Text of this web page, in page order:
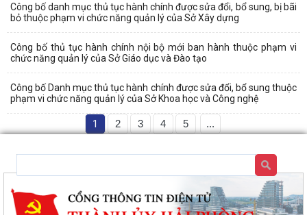
Công bố danh mục thủ tục hành chính được sửa đổi, bổ sung, bị bãi
bỏ thuộc phạm vi chức năng quản lý của Sở Xây dựng
Công bố thủ tục hành chính nội bộ mới ban hành thuộc phạm vi
chức năng quản lý của Sở Giáo dục và Đào tạo
Công bố Danh mục thủ tục hành chính được sửa đổi, bổ sung thuộc
phạm vi chức năng quản lý của Sở Khoa học và Công nghệ
1 2 3 4 5 ...